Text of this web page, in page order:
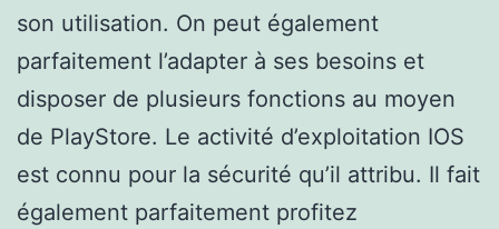
son utilisation. On peut également
parfaitement l’adapter à ses besoins et
disposer de plusieurs fonctions au moyen
de PlayStore. Le activité d’exploitation IOS
est connu pour la sécurité qu’il attribu. Il fait
également parfaitement profitez